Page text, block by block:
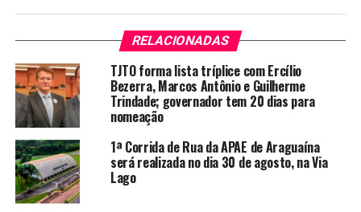
RELACIONADAS
TJTO forma lista tríplice com Ercílio
Bezerra, Marcos Antônio e Guilherme
Trindade; governador tem 20 dias para
nomeação
1ª Corrida de Rua da APAE de Araguaína
será realizada no dia 30 de agosto, na Via
Lago